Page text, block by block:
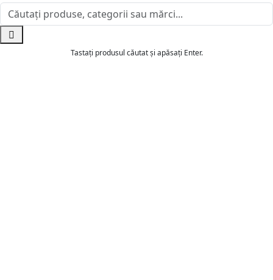
Tastați produsul căutat și apăsați Enter.